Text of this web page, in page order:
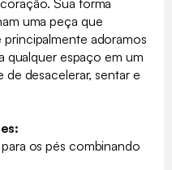
Sua forma
uma peça que
adoramos
qualquer espaço em um
desacelerar, sentar e
os pés combinando